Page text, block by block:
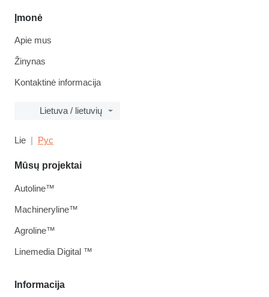
Įmonė
Apie mus
Žinynas
Kontaktinė informacija
Lietuva / lietuvių
Lie Рус
Informacija
Mūsų projektai
Autoline™
Machineryline™
Agroline™
Linemedia Digital ™